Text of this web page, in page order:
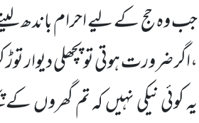
جب وہ حج کے لیے احرامباندھ
،اگر ضرورت ہوتی تو پچھلی دیوار
یہ کوئی نیکی نہیں کہ تم گھروں